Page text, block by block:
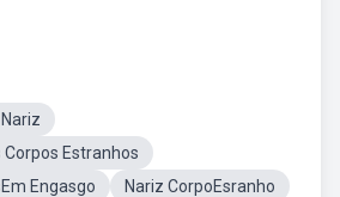
Estranhos
Engasgo
Nariz CorpoEsranho